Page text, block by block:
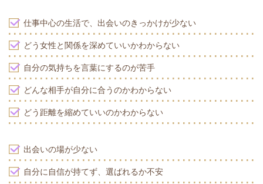
仕事中心の生活で、出会いのきっかけが少ない
どう女性と関係を深めていいかわからない
自分の気持ちを言葉にするのが苦手
どんな相手が自分に合うのかわからない
どう距離を縮めていいのかわからない
出会いの場が少ない
自分に自信が持てず、選ばれるか不安